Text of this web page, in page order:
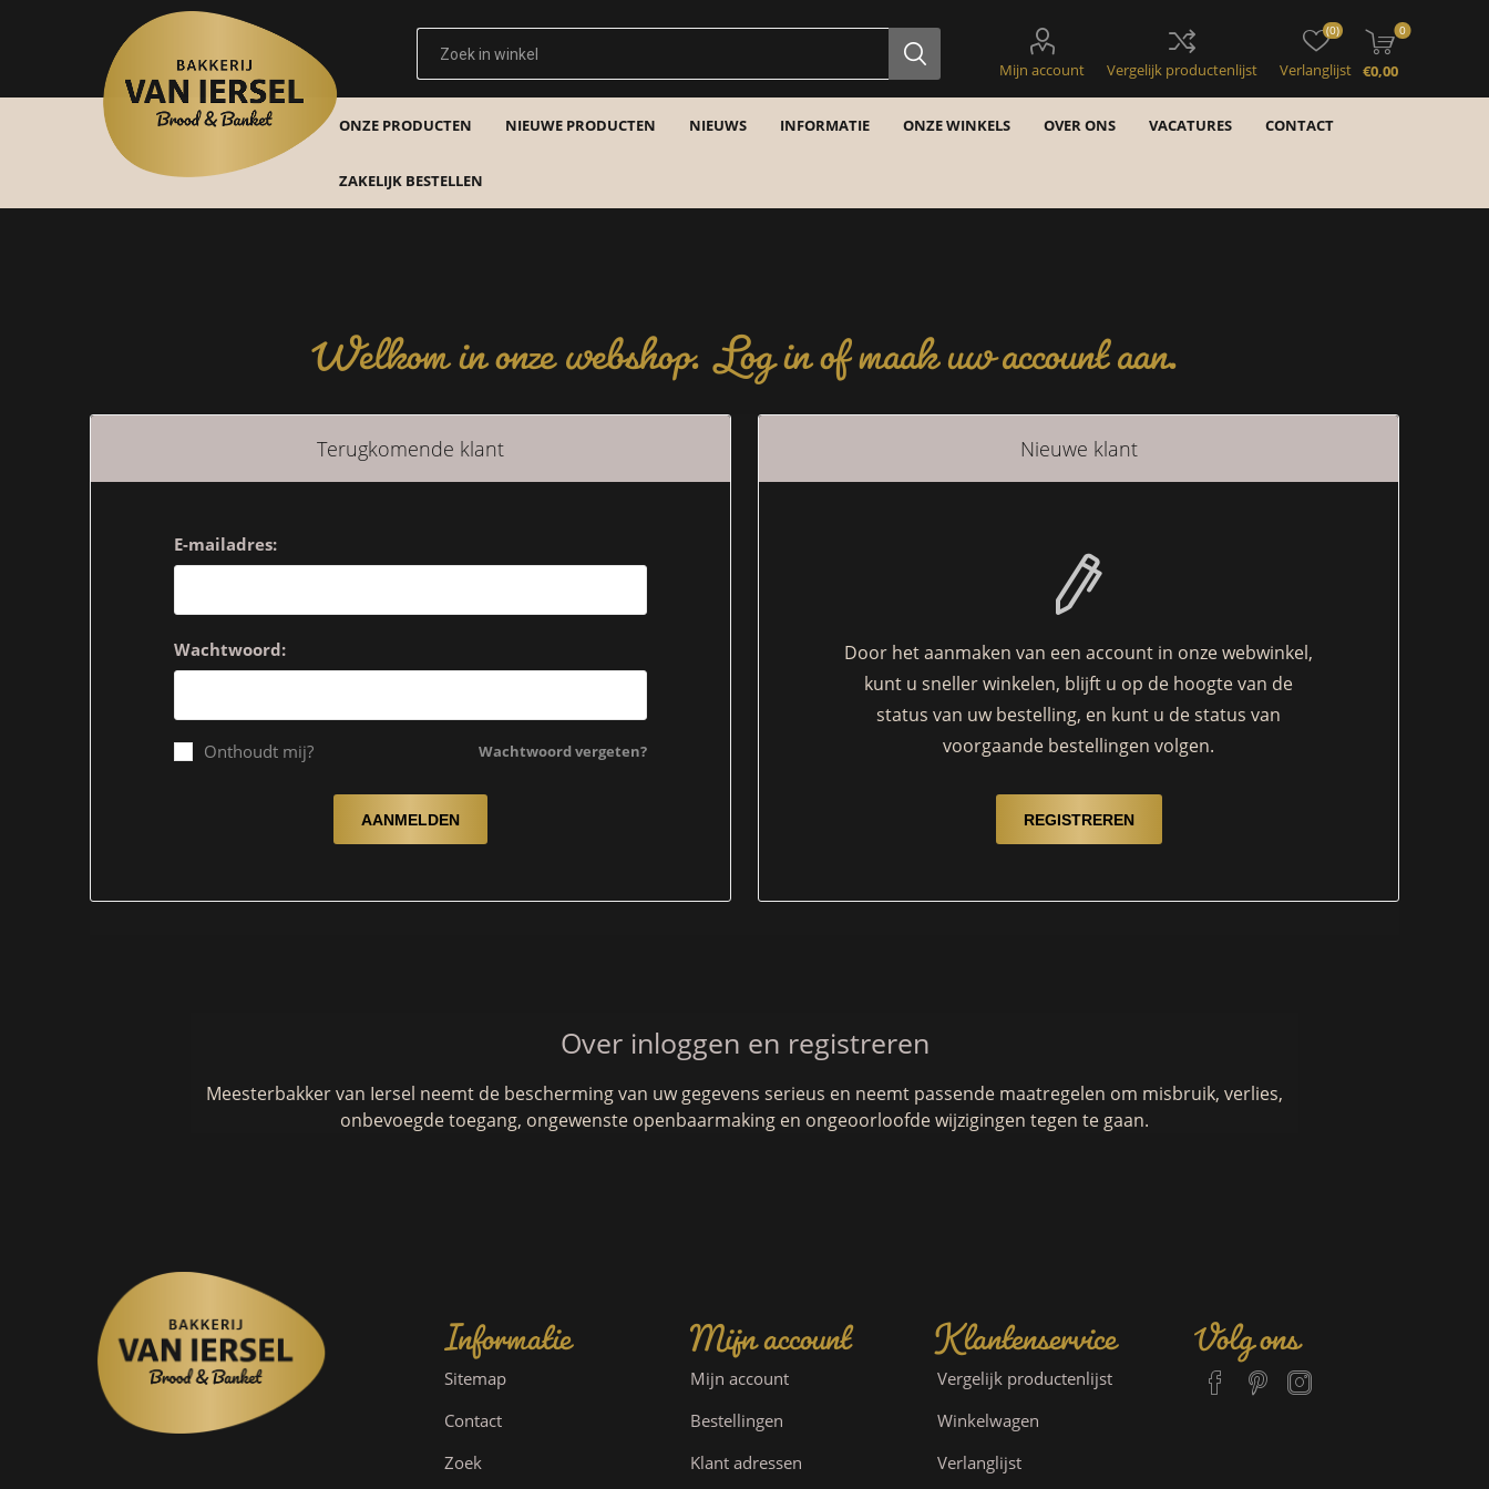
Mijn account Vergelijk productenlijst Verlanglijst
(0) 0
€0,00
ONZE PRODUCTEN NIEUWE PRODUCTEN NIEUWS INFORMATIE ONZE WINKELS OVER ONS VACATURES CONTACT
ZAKELIJK BESTELLEN
Welkom in onze webshop. Log in of maak uw account aan.
Nieuwe klant
Door het aanmaken van een account in onze webwinkel,
kunt u sneller winkelen, blijft u op de hoogte van de
status van uw bestelling, en kunt u de status van
voorgaande bestellingen volgen.
Terugkomende klant
E-mailadres:
Wachtwoord:
Wachtwoord vergeten?
Onthoudt mij?
Over inloggen en registreren
Meesterbakker van Iersel neemt de bescherming van uw gegevens serieus en neemt passende maatregelen om misbruik, verlies,
onbevoegde toegang, ongewenste openbaarmaking en ongeoorloofde wijzigingen tegen te gaan.
Informatie
Sitemap
Contact
Zoek
Mijn account
Mijn account
Bestellingen
Klant adressen
Klantenservice
Vergelijk productenlijst
Winkelwagen
Verlanglijst
Volg ons